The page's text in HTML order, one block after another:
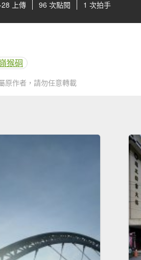
上傳 96 次點閱 1 次拍手
猴硐
原作者，請勿任意轉載